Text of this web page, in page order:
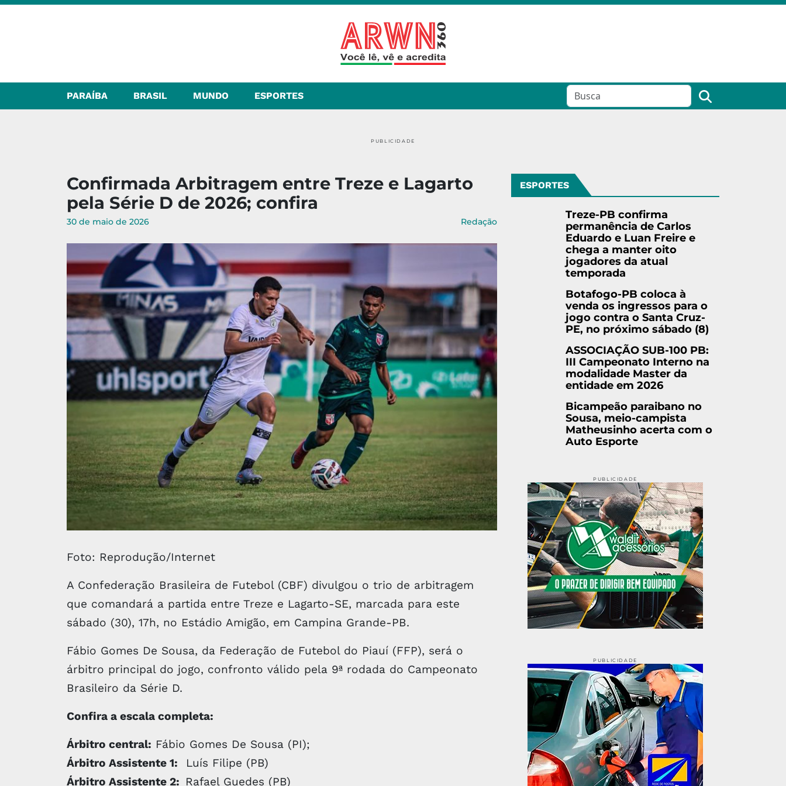
PARAÍBA BRASIL MUNDO ESPORTES
PUBLICIDADE
Confirmada Arbitragem entre Treze e Lagarto
pela Série D de 2026; confira
30 de maio de 2026 Redação
Foto: Reprodução/Internet
A Confederação Brasileira de Futebol (CBF) divulgou o trio de arbitragem
que comandará a partida entre Treze e Lagarto-SE, marcada para este
sábado (30), 17h, no Estádio Amigão, em Campina Grande-PB.
Fábio Gomes De Sousa, da Federação de Futebol do Piauí (FFP), será o
árbitro principal do jogo, confronto válido pela 9ª rodada do Campeonato
Brasileiro da Série D.
Confira a escala completa:
Árbitro central: Fábio Gomes De Sousa (PI);
Árbitro Assistente 1: Luís Filipe (PB)
Árbitro Assistente 2: Rafael Guedes (PB)
ESPORTES
Treze-PB confirma
permanência de Carlos
Eduardo e Luan Freire e
chega a manter oito
jogadores da atual
temporada
Botafogo-PB coloca à
venda os ingressos para o
jogo contra o Santa Cruz-
PE, no próximo sábado (8)
ASSOCIAÇÃO SUB-100 PB:
III Campeonato Interno na
modalidade Master da
entidade em 2026
Bicampeão paraibano no
Sousa, meio-campista
Matheusinho acerta com o
Auto Esporte
PUBLICIDADE
PUBLICIDADE